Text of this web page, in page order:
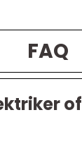
FAQ